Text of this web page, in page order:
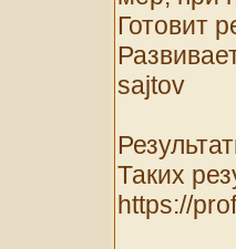
Готовит
sajtov
Таких
https://